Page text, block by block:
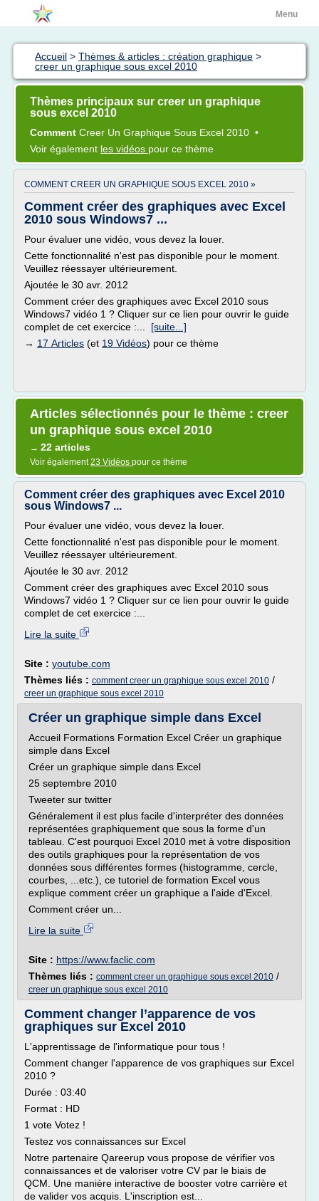
Menu
Accueil > Thèmes & articles : création graphique >
creer un graphique sous excel 2010
Thèmes principaux sur creer un graphique
sous excel 2010
Comment Creer Un Graphique Sous Excel 2010 •
Voir également les vidéos pour ce thème
COMMENT CREER UN GRAPHIQUE SOUS EXCEL 2010 »
Comment créer des graphiques avec Excel
2010 sous Windows7 ...
Pour évaluer une vidéo, vous devez la louer.
Cette fonctionnalité n'est pas disponible pour le moment.
Veuillez réessayer ultérieurement.
Ajoutée le 30 avr. 2012
Comment créer des graphiques avec Excel 2010 sous
Windows7 vidéo 1 ? Cliquer sur ce lien pour ouvrir le guide
complet de cet exercice :... [suite...]
→ 17 Articles (et 19 Vidéos) pour ce thème
Articles sélectionnés pour le thème : creer
un graphique sous excel 2010
→ 22 articles
Voir également23 Vidéos pour ce thème
Comment créer des graphiques avec Excel 2010
sous Windows7 ...
Pour évaluer une vidéo, vous devez la louer.
Cette fonctionnalité n'est pas disponible pour le moment.
Veuillez réessayer ultérieurement.
Ajoutée le 30 avr. 2012
Comment créer des graphiques avec Excel 2010 sous
Windows7 vidéo 1 ? Cliquer sur ce lien pour ouvrir le guide
complet de cet exercice :...
Lire la suite
Site : youtube.com
Thèmes liés : comment creer un graphique sous excel 2010 /
creer un graphique sous excel 2010
Créer un graphique simple dans Excel
Accueil Formations Formation Excel Créer un graphique
simple dans Excel
Créer un graphique simple dans Excel
25 septembre 2010
Tweeter sur twitter
Généralement il est plus facile d'interpréter des données
représentées graphiquement que sous la forme d'un
tableau. C'est pourquoi Excel 2010 met à votre disposition
des outils graphiques pour la représentation de vos
données sous différentes formes (histogramme, cercle,
courbes, ...etc.), ce tutoriel de formation Excel vous
explique comment créer un graphique a l'aide d'Excel.
Comment créer un...
Lire la suite
Site : https://www.faclic.com
Thèmes liés : comment creer un graphique sous excel 2010 /
creer un graphique sous excel 2010
Comment changer l’apparence de vos
graphiques sur Excel 2010
L'apprentissage de l'informatique pour tous !
Comment changer l'apparence de vos graphiques sur Excel
2010 ?
Durée : 03:40
Format : HD
1 vote Votez !
Testez vos connaissances sur Excel
Notre partenaire Qareerup vous propose de vérifier vos
connaissances et de valoriser votre CV par le biais de
QCM. Une manière interactive de booster votre carrière et
de valider vos acquis. L'inscription est...